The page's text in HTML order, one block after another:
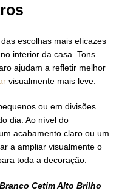
escolhas mais eficazes
interior da casa. Tons
ajudam a refletir melhor
visualmente mais leve.
ou em divisões
dia. Ao nível do
acabamento claro ou um
a ampliar visualmente o
toda a decoração.
Branco Cetim Alto Brilho